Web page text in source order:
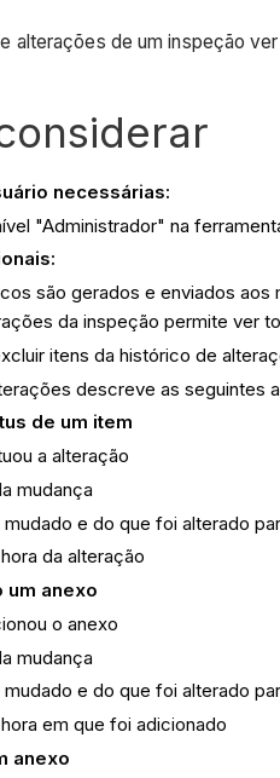
alterações de um inspeção
necessárias:
"Administrador" na
são gerados e enviados
da inspeção permite ver
itens da histórico de
descreve as seguintes
de um item
a alteração
mudança
e do que foi alterado
da alteração
um anexo
o anexo
mudança
e do que foi alterado
em que foi adicionado
anexo